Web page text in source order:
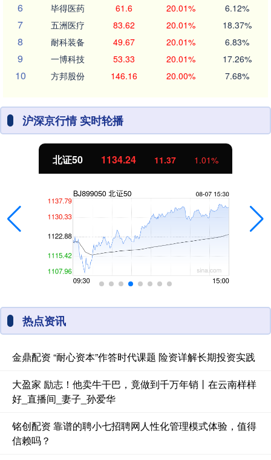
6 毕得医药 61.6 20.01% 6.12%
7 五洲医疗 83.62 20.01% 18.37%
8 耐科装备 49.67 20.01% 6.83%
9 一博科技 53.33 20.01% 17.26%
10 方邦股份 146.16 20.00% 7.68%
沪深京行情 实时轮播
北证50 1134.24 11.37 1.01%
热点资讯
金鼎配资 “耐心资本”作答时代课题 险资详解长期投资实践
大盈家 励志！他卖牛干巴，竟做到千万年销丨在云南样样
好_直播间_妻子_孙爱华
铭创配资 靠谱的聘小七招聘网人性化管理模式体验，值得
信赖吗？